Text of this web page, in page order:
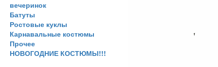
вечеринок
Батуты
Ростовые куклы
Карнавальные костюмы
Прочее
НОВОГОДНИЕ КОСТЮМЫ!!!